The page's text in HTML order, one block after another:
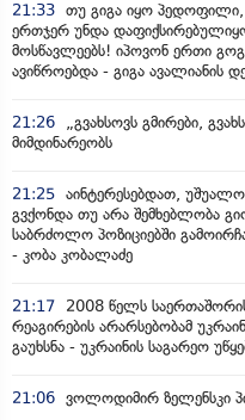
21:33 თუ გიგა იყო პედოფილი,
ერთჯერ უნდა
მოსწავლეებს! იპოვონ ერთი
ავიწროებდა - გიგა ავალიანის
21:26
„გვახსოვს გმირები,
მიმდინარეობს
21:25 აინტერესებდათ,
გვქონდა თუ არა შემხებლობა
საბრძოლო პოზიციებში
- კობა კობალაძე
21:17
2008 წელს
რეაგირების არარსებობამ
გაუხსნა - უკრაინის საგარეო
21:06 ვოლოდიმირ ზელენსკი